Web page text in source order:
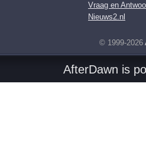
Vraag en
Nieuws2.nl
© 1999-2026
AfterDawn is